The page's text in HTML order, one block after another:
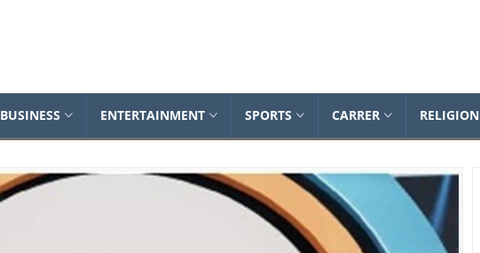
BUSINESS ENTERTAINMENT SPORTS CARRER RELIGION